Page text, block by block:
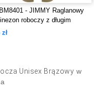
- JIMMY Raglanowy
roboczy z długim
Unisex Brązowy w